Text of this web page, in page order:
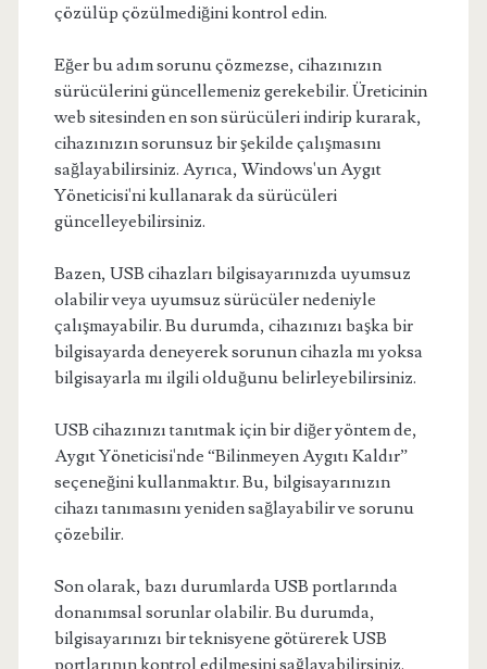
çözülüp çözülmediğini kontrol edin.
Eğer bu adım sorunu çözmezse, cihazınızın
sürücülerini güncellemeniz gerekebilir. Üreticinin
web sitesinden en son sürücüleri indirip kurarak,
cihazınızın sorunsuz bir şekilde çalışmasını
sağlayabilirsiniz. Ayrıca, Windows'un Aygıt
Yöneticisi'ni kullanarak da sürücüleri
güncelleyebilirsiniz.
Bazen, USB cihazları bilgisayarınızda uyumsuz
olabilir veya uyumsuz sürücüler nedeniyle
çalışmayabilir. Bu durumda, cihazınızı başka bir
bilgisayarda deneyerek sorunun cihazla mı yoksa
bilgisayarla mı ilgili olduğunu belirleyebilirsiniz.
USB cihazınızı tanıtmak için bir diğer yöntem de,
Aygıt Yöneticisi'nde “Bilinmeyen Aygıtı Kaldır”
seçeneğini kullanmaktır. Bu, bilgisayarınızın
cihazı tanımasını yeniden sağlayabilir ve sorunu
çözebilir.
Son olarak, bazı durumlarda USB portlarında
donanımsal sorunlar olabilir. Bu durumda,
bilgisayarınızı bir teknisyene götürerek USB
portlarının kontrol edilmesini sağlayabilirsiniz.